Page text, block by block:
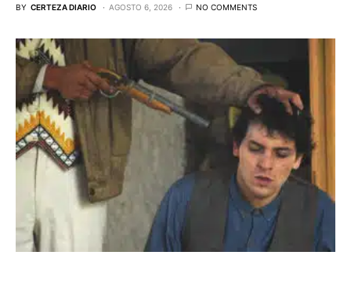
BY CERTEZA DIARIO AGOSTO 6, 2026 NO COMMENTS